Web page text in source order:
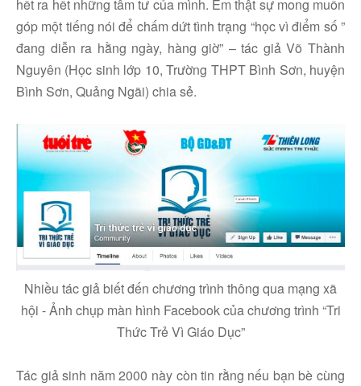
hết ra hết những tâm tư của mình. Em thật sự mong muốn
góp một tiếng nói để chấm dứt tình trạng “học vì điểm số ”
đang diễn ra hằng ngày, hàng giờ” – tác giả Võ Thành
Nguyên (Học sinh lớp 10, Trường THPT Bình Sơn, huyện
Bình Sơn, Quảng Ngãi) chia sẻ.
Nhiều tác giả biết đến chương trình thông qua mạng xã
hội - Ảnh chụp màn hình Facebook của chương trình “Tri
Thức Trẻ Vì Giáo Dục”
Tác giả sinh năm 2000 này còn tin rằng nếu bạn bè cùng